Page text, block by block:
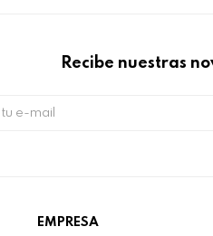
EMPRESA
Recibe nuestras